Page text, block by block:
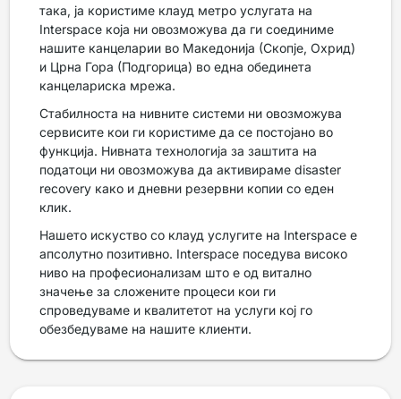
така, ја користиме клауд метро услугата на
Interspace која ни овозможува да ги соединиме
нашите канцеларии во Македонија (Скопје, Охрид)
и Црна Гора (Подгорица) во една обединета
канцелариска мрежа.
Стабилноста на нивните системи ни овозможува
сервисите кои ги користиме да се постојано во
функција. Нивната технологија за заштита на
податоци ни овозможува да активираме disaster
recovery како и дневни резервни копии со еден
клик.
Нашето искуство со клауд услугите на Interspace е
апсолутно позитивно. Interspace поседува високо
ниво на професионализам што е од витално
значење за сложените процеси кои ги
спроведуваме и квалитетот на услуги кој го
обезбедуваме на нашите клиенти.